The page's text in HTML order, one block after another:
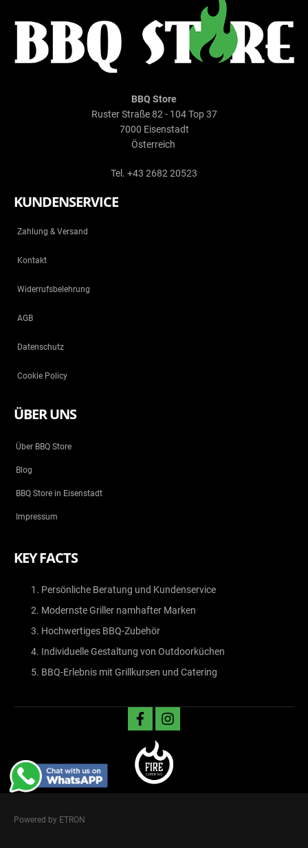
BBQ Store
Ruster Straße 82 - 104 Top 37
7000 Eisenstadt
Österreich
Tel. +43 2682 20523
KUNDENSERVICE
Zahlung & Versand
Kontakt
Widerrufsbelehrung
AGB
Datenschutz
Cookie Policy
ÜBER UNS
Über BBQ Store
Blog
BBQ Store in Eisenstadt
Impressum
KEY FACTS
Persönliche Beratung und Kundenservice
Modernste Griller namhafter Marken
Hochwertiges BBQ-Zubehör
Individuelle Gestaltung von Outdoorküchen
BBQ-Erlebnis mit Grillkursen und Catering
facebookinstagram
Powered by ETRON